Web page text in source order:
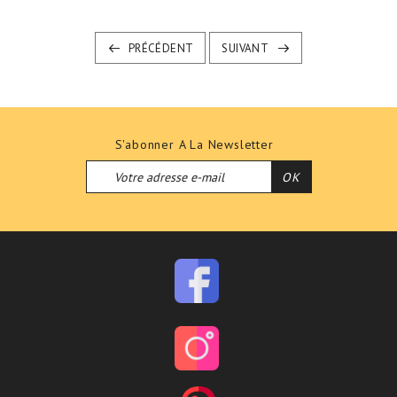
PRÉCÉDENT SUIVANT
S'abonner A La Newsletter